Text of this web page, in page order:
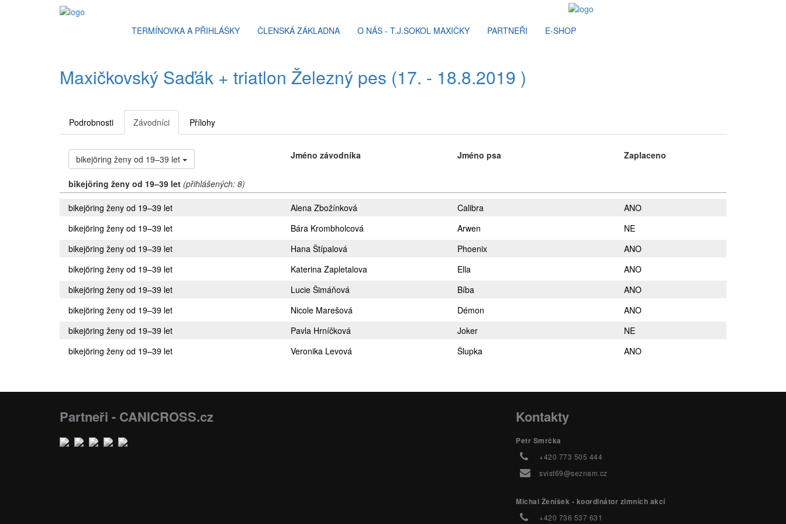
TERMÍNOVKA A PŘIHLÁŠKY ČLENSKÁ ZÁKLADNA O NÁS - T.J.SOKOL MAXIČKY PARTNEŘI E-SHOP
Maxičkovský Saďák + triatlon Železný pes (17. - 18.8.2019 )
Podrobnosti Závodníci Přílohy
bikejöring ženy od 19–39 let Jméno závodníka Jméno psa Zaplaceno
bikejöring ženy od 19–39 let (přihlášených: 8)
bikejöring ženy od 19–39 let Alena Zbožínková Calibra
ANO
bikejöring ženy od 19–39 let
Bára Krombholcová Arwen
NE
bikejöring ženy od 19–39 let
Hana Štípalová Phoenix
ANO
bikejöring ženy od 19–39 let
Katerina Zapletalova Ella
ANO
bikejöring ženy od 19–39 let
Lucie Šimáňová Bíba
ANO
bikejöring ženy od 19–39 let
Nicole Marešová Démon
ANO
bikejöring ženy od 19–39 let
Pavla Hrníčková Joker
NE
bikejöring ženy od 19–39 let
Veronika Levová Šlupka ANO
Partneři - CANICROSS.cz Kontakty
Petr Smrčka
+420 773 505 444
svist69@seznam.cz
Michal Ženíšek - koordinátor zimních akcí
+420 736 537 631